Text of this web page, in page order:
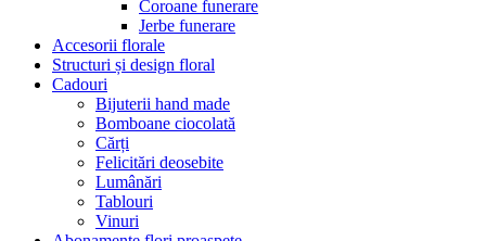
Coroane funerare
Jerbe funerare
Accesorii florale
Structuri și design floral
Cadouri
Bijuterii hand made
Bomboane ciocolată
Cărți
Felicitări deosebite
Lumânări
Tablouri
Vinuri